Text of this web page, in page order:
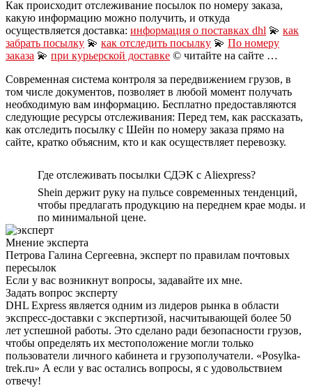
Как происходит отслеживание посылок по номеру заказа,
какую информацию можно получить, и откуда
осуществляется доставка: информация о поставках dhl 💫 как
забрать посылку 💫 как отследить посылку 💫 По номеру
заказа 💫 при курьерской доставке © читайте на сайте …
Современная система контроля за передвижением грузов, в
том числе документов, позволяет в любой момент получать
необходимую вам информацию. Бесплатно предоставляются
следующие ресурсы отслеживания: Перед тем, как рассказать,
как отследить посылку с Шейн по номеру заказа прямо на
сайте, кратко объясним, кто и как осуществляет перевозку.
Где отслеживать посылки СДЭК с Aliexpress?
Shein держит руку на пульсе современных тенденций,
чтобы предлагать продукцию на переднем крае моды. и
по минимальной цене.
Мнение эксперта
Петрова Галина Сергеевна, эксперт по правилам почтовых
пересылок
Если у вас возникнут вопросы, задавайте их мне.
Задать вопрос эксперту
DHL Express является одним из лидеров рынка в области
экспресс-доставки с экспертизой, насчитывающей более 50
лет успешной работы. Это сделано ради безопасности грузов,
чтобы определять их местоположение могли только
пользователи личного кабинета и грузополучатели. «Posylka-
trek.ru» А если у вас остались вопросы, я с удовольствием
отвечу!